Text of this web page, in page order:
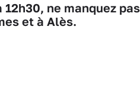
12h30, ne manquez pas
et à Alès.